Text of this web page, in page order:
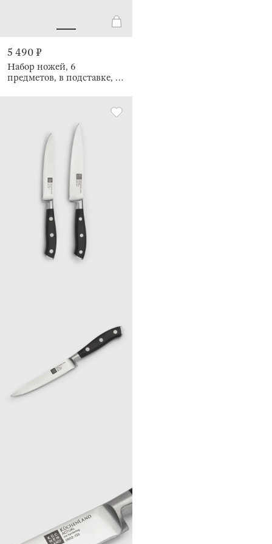
5 490 ₽
Набор ножей, 6
предметов, в подставке, с